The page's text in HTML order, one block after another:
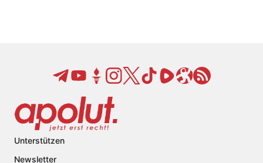
Unterstützen
Newsletter